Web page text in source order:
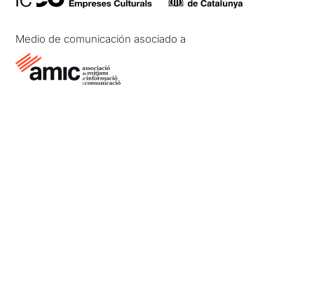
Medio de comunicación asociado a